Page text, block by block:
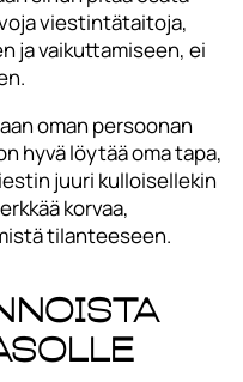
viestintätaitoja,
ja vaikuttamiseen, ei
oman persoonan
hyvä löytää oma tapa,
juuri kulloisellekin
korvaa,
tilanteeseen.